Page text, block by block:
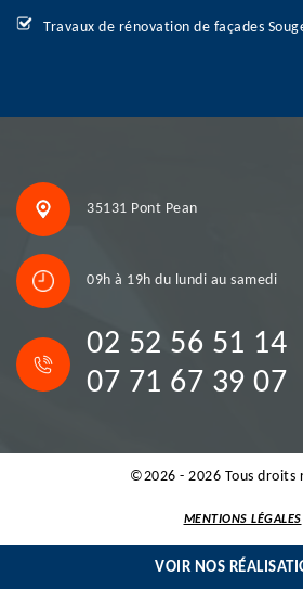
Travaux de rénovation de façades
35131 Pont Pean
09h à 19h du lundi au samedi
02 52 56 51 14
07 71 67 39 07
©2026 - 2026 Tous droits
MENTIONS LÉGALES
VOIR NOS